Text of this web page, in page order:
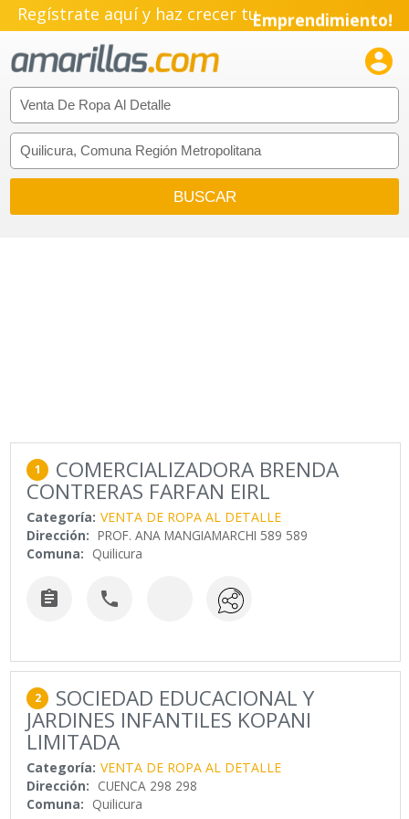
Regístrate aquí y haz crecer tuEmprendimiento!

1 COMERCIALIZADORA BRENDA
CONTRERAS FARFAN EIRL
Categoría: VENTA DE ROPA AL DETALLE
Dirección: PROF. ANA MANGIAMARCHI 589 589
Comuna: Quilicura
 
2 SOCIEDAD EDUCACIONAL Y
JARDINES INFANTILES KOPANI
LIMITADA
Categoría: VENTA DE ROPA AL DETALLE
Dirección: CUENCA 298 298
Comuna: Quilicura